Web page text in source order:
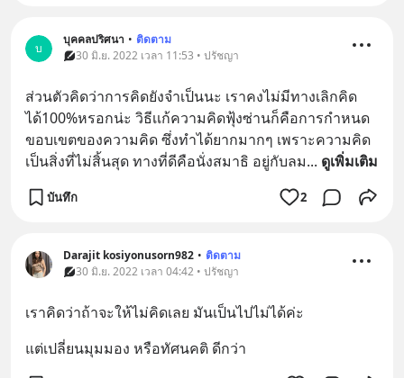
บ
บุคคลปริศนา • ติดตาม
30 มิ.ย. 2022 เวลา 11:53 • ปรัชญา
ส่วนตัวคิดว่าการคิดยังจำเป็นนะ เราคงไม่มีทางเลิกคิด
ได้100%หรอกน่ะ วิธีเเก้ความคิดฟุ้งซ่านก็คือการกำหนด
ขอบเขตของความคิด ซึ่งทำได้ยากมากๆ เพราะความคิด
เป็นสิ่งที่ไม่สิ้นสุด ทางที่ดีคือนั่งสมาธิ อยู่กับลม... ดูเพิ่มเติม
บันทึก 2
Darajit kosiyonusorn982 • ติดตาม
30 มิ.ย. 2022 เวลา 04:42 • ปรัชญา
เราคิดว่าถ้าจะให้ไม่คิดเลย มันเป็นไปไม่ได้ค่ะ
แต่เปลี่ยนมุมมอง หรือทัศนคติ ดีกว่า